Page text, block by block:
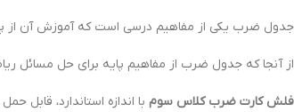
جدول ضرب یکی از مفاهیم درسی است که آموزش آن از
از آنجا که جدول ضرب از مفاهیم پایه برای حل مسائل
فلش کارت ضرب کلاس سوم با اندازه استاندارد، قابل